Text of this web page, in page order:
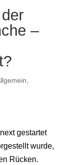
–
gestartet
wurde,
Rücken.